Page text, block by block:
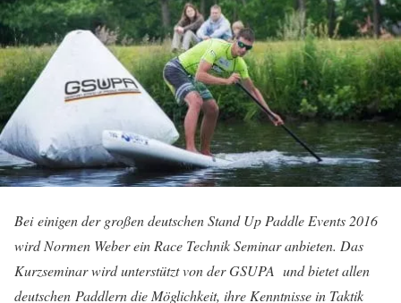
Bei einigen der großen deutschen Stand Up Paddle Events 2016
wird Normen Weber ein Race Technik Seminar anbieten. Das
Kurzseminar wird unterstützt von der GSUPA und bietet allen
deutschen Paddlern die Möglichkeit, ihre Kenntnisse in Taktik